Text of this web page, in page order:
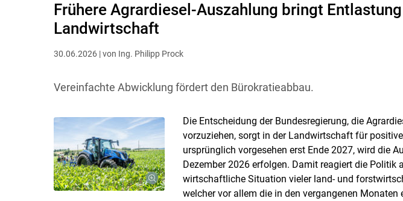
Skip to
Frühere Agrardiesel-Auszahlung bringt
Landwirtschaft
30.06.2026 | von Ing. Philipp Prock
Vereinfachte Abwicklung fördert den Bürokratieabbau.
Die Entscheidung der Bundesregierung, die
vorzuziehen, sorgt in der Landwirtschaft für
ursprünglich vorgesehen erst Ende 2027, wird die
Dezember 2026 erfolgen. Damit reagiert die Politik
wirtschaftliche Situation vieler land- und
welcher vor allem die in den vergangenen Monaten